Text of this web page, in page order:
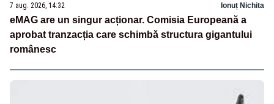
7 aug. 2026, 14:32 Ionuț Nichita
eMAG are un singur acționar. Comisia Europeană a
aprobat tranzacția care schimbă structura gigantului
românesc